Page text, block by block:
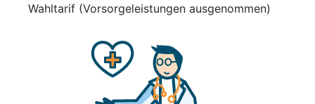
Wahltarif (Vorsorgeleistungen ausgenommen)